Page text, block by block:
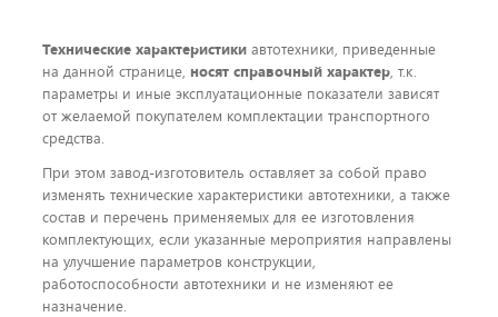
Технические характеристики автотехники, приведенные
на данной странице, носят справочный характер, т.к.
параметры и иные эксплуатационные показатели зависят
от желаемой покупателем комплектации транспортного
средства.
При этом завод-изготовитель оставляет за собой право
изменять технические характеристики автотехники, а также
состав и перечень применяемых для ее изготовления
комплектующих, если указанные мероприятия направлены
на улучшение параметров конструкции,
работоспособности автотехники и не изменяют ее
назначение.